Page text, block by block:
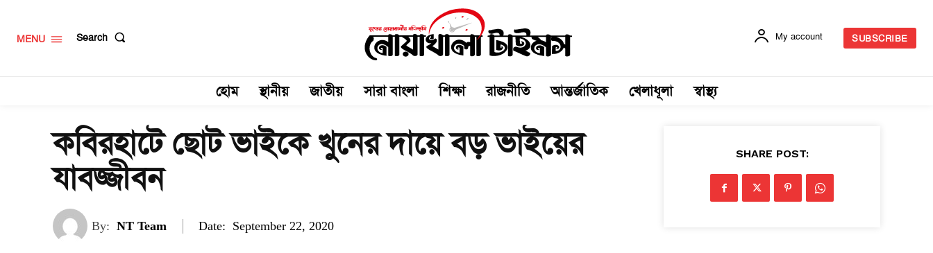
MENU Search My account SUBSCRIBE
হোম স্থানীয় জাতীয় সারা বাংলা শিক্ষা রাজনীতি আন্তর্জাতিক খেলাধূলা স্বাস্থ্য
কবিরহাটে ছোট ভাইকে খুনের দায়ে বড় ভাইয়ের
যাবজ্জীবন
By: NT Team Date: September 22, 2020
SHARE POST: